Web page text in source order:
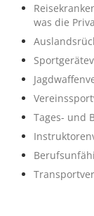
was die
Tages- und